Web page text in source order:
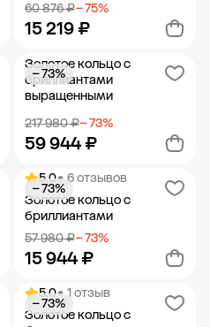
60 876 ₽− 75%
15 219 ₽
Добавить в корзину
Золотое кольцо с
бриллиантами
выращенными
217 980 ₽− 73%
59 944 ₽
− 73%
Добавить в корзину
5.0• 6 отзывов
Золотое кольцо с
бриллиантами
57 980 ₽− 73%
15 944 ₽
− 73%
Добавить в корзину
5.0• 1 отзыв
Золотое кольцо с
− 73%